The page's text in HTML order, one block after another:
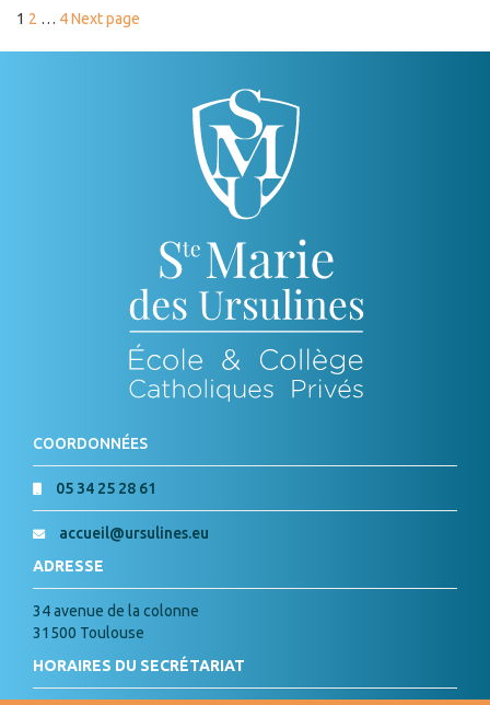
PAGINATION
DES
Page
1 Page
2 … Page
4Next page
COORDONNÉES
05 34 25 28 61
accueil@ursulines.eu
ADRESSE
34 avenue de la colonne
31500 Toulouse
HORAIRES DU SECRÉTARIAT